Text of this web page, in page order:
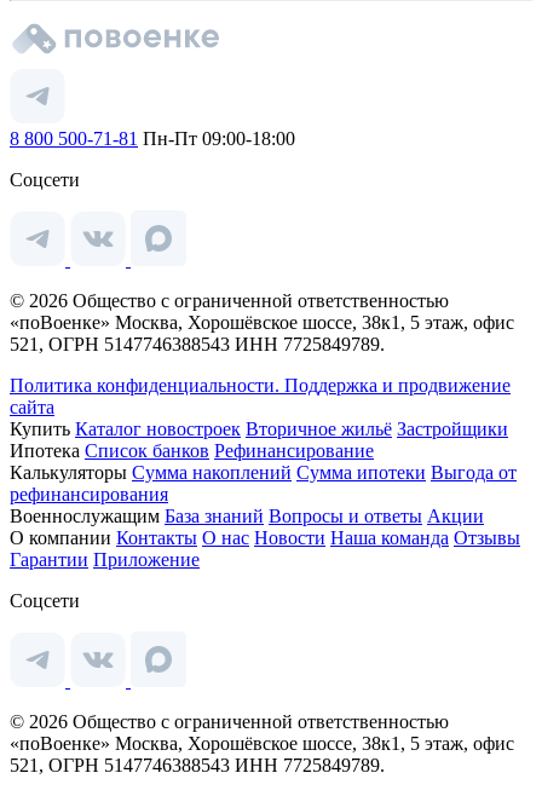
8 800 500-71-81 Пн-Пт 09:00-18:00
Соцсети
© 2026 Общество с ограниченной ответственностью
«поВоенке» Москва, Хорошёвское шоссе, 38к1, 5 этаж, офис
521, ОГРН 5147746388543 ИНН 7725849789.
Политика конфиденциальности. Поддержка и продвижение
сайта
Купить Каталог новостроек Вторичное жильё Застройщики
Ипотека Список банков Рефинансирование
Калькуляторы Сумма накоплений Сумма ипотеки Выгода от
рефинансирования
Военнослужащим База знаний Вопросы и ответы Акции
О компании Контакты О нас Новости Наша команда Отзывы
Гарантии Приложение
Соцсети
© 2026 Общество с ограниченной ответственностью
«поВоенке» Москва, Хорошёвское шоссе, 38к1, 5 этаж, офис
521, ОГРН 5147746388543 ИНН 7725849789.